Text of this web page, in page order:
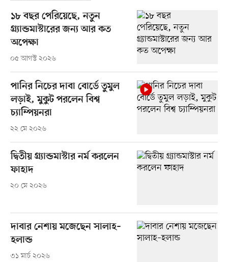
১৮ বছর পেরিয়েছে, নতুন
গ্র্যান্ডমাস্টারের জন্য আর কত
অপেক্ষা
০৫ আগস্ট ২০২৬
পানির নিচের দাবা বোর্ডে তুমুল
লড়াই, মুকুট পরলেন বিশ্ব
চ্যাম্পিয়নরা
২২ মে ২০২৬
দ্বিতীয় গ্র্যান্ডমাস্টার নর্ম করলেন
ফাহাদ
২০ মে ২০২৬
দাবার নেশায় মজেছেন সালাহ–
হলান্ড
৩১ মার্চ ২০২৬